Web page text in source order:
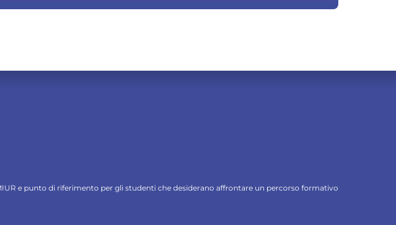
e punto di riferimento per gli studenti che desiderano affrontare un percorso formativo